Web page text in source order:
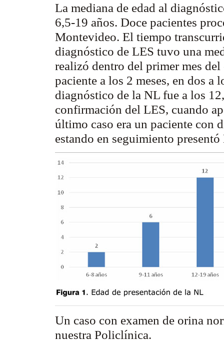
La mediana de edad al
6,5-19 años. Doce pacientes
Montevideo. El tiempo
diagnóstico de LES tuvo una
realizó dentro del primer mes
paciente a los 2 meses, en dos a
diagnóstico de la NL fue a los
confirmación del LES, cuando
último caso era un paciente con
estando en seguimiento
Un caso con examen de orina
nuestra Policlínica.